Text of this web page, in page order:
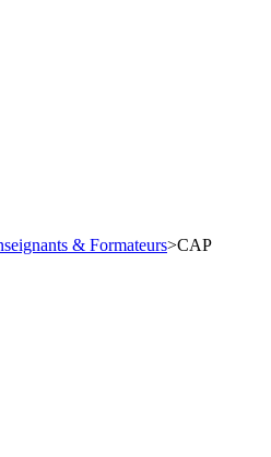
& Formateurs>CAP